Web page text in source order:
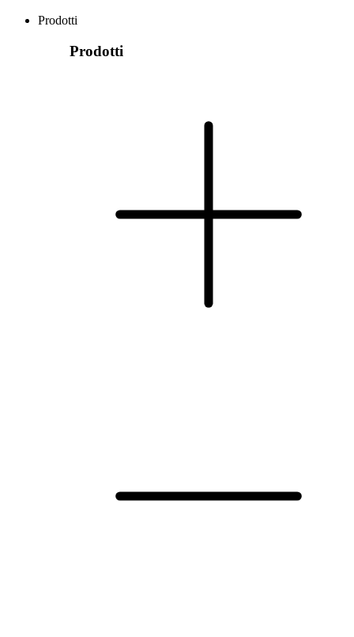
Prodotti
Prodotti